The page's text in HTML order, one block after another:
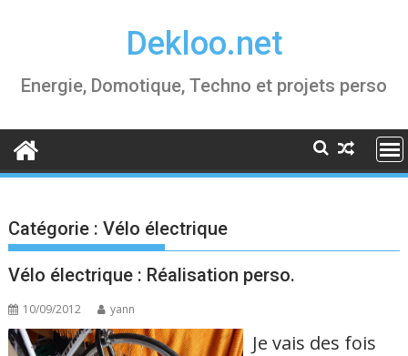
Dekloo.net
Energie, Domotique, Techno et projets perso
Catégorie :Vélo électrique
Vélo électrique : Réalisation perso.
10/09/2012 yann
Je vais des fois